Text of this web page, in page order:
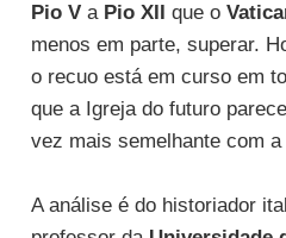
Pio V a Pio XII que o
menos em parte, superar.
o recuo está em curso em
que a Igreja do futuro
vez mais semelhante com a
A análise é do historiador